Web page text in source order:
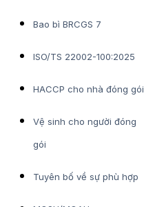
Bao bì BRCGS 7
ISO/TS 22002-100:2025
HACCP cho nhà đóng gói
Vệ sinh cho người đóng
gói
Tuyên bố về sự phù hợp